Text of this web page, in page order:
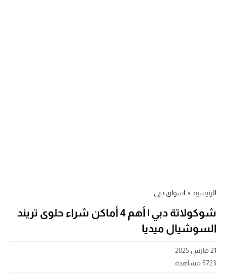
الرئيسية » اسواق دبي
شوكولاتة دبي | أهم 4 أماكن شراء حلوى تريند
السوشيال ميديا
21 مارس 2025
5723مشاهدة